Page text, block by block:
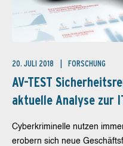
20. JULI 2018 FORSCHUNG
AV-TEST
aktuelle Analyse zur
Cyberkriminelle nutzen
erobern sich neue